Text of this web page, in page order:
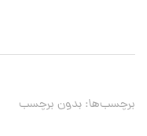
برچسب‌ها: بدون برچسب